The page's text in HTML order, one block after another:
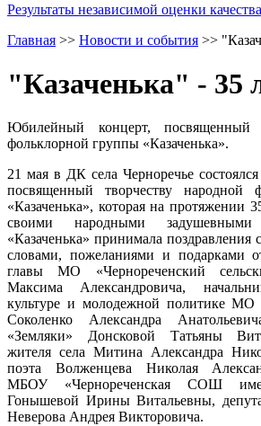
Результаты независимой оценки
Главная >> Новости и события >>
"Казаченька" - 35
Юбилейный концерт, посвященный
фольклорной группы «Казаченька».
21 мая в ДК села Черноречье
посвященный творчеству народной
«Казаченька», которая на протяжении
своими народными
«Казаченька» принимала
словами, пожеланиями и подарками
главы МО «Чернореченский
Максима Александровича,
культуре и молодежной политике МО
Соколенко Александра
«Земляки» Донсковой Татьяны
жителя села Митина Александра
поэта Волженцева Николая
МБОУ «Чернореченская СОШ
Гонышевой Ирины Витальевны,
Неверова Андрея Викторовича.